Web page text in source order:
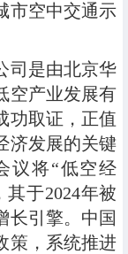
市空中交通示
司是由北京华
空产业发展有
功取证，正值
济发展的关键
议将“低空经
于2024年被
长引擎。中国
策，系统推进